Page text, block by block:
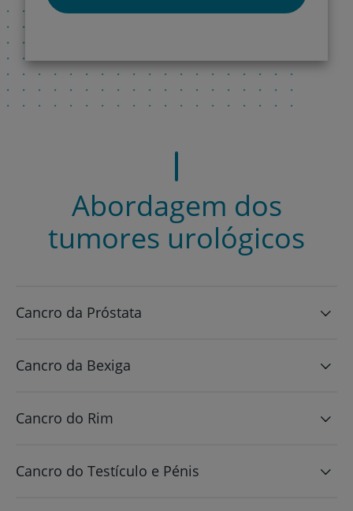
Abordagem dos
tumores urológicos
Cancro da Próstata
Cancro da Bexiga
Cancro do Rim
Cancro do Testículo e Pénis